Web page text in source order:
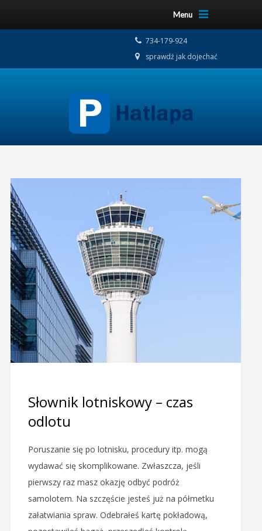
Menu
734-179-924
sprawdź jak dojechać
Słownik lotniskowy – czas
odlotu
Poruszanie się po lotnisku, procedury itp. mogą
wydawać się skomplikowane. Zwłaszcza, jeśli
pierwszy raz masz okazję odbyć podróż
samolotem. Na szczęście jesteś już na półmetku
załatwiania spraw. Odebrałeś kartę pokładową,